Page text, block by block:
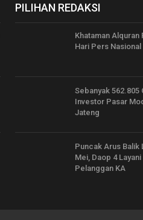
PILIHAN REDAKSI
Khataman Alquran
Hari Pers Nasional
Sebanyak 562.805
Investor Pasar
Jateng
Puncak Arus Balik
Mei, Daop 4 Layani
Pelanggan KA